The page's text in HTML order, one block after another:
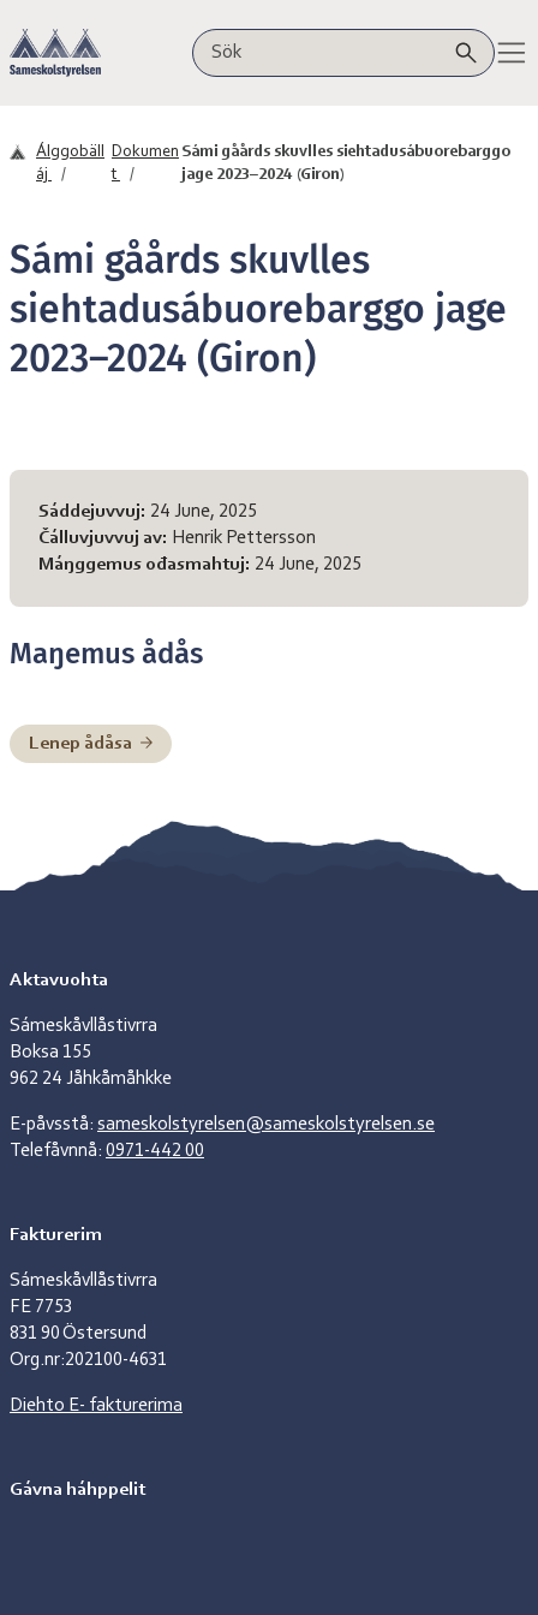
Sámeskåvllåstivrra
Sök på webbplatsen
Álggobäll
áj
Dokumen
t
Sámi gåårds skuvlles siehtadusábuorebarggo
jage 2023–2024 (Giron)
Sámi gåårds skuvlles
siehtadusábuorebarggo jage
2023–2024 (Giron)
Sivvas diehtot
Sáddejuvvuj: 24 June, 2025
Čálluvjuvvuj av: Henrik Pettersson
Máŋggemus ođasmahtuj: 24 June, 2025
Maŋemus ådås
Lenep ådåsa
Aktavuohta
Sámeskåvllåstivrra
Boksa 155
962 24 Jåhkåmåhkke
E-påvsstå: sameskolstyrelsen@sameskolstyrelsen.se
Telefåvnnå: 0971-442 00
Fakturerim
Sámeskåvllåstivrra
FE 7753
831 90 Östersund
Org.nr:202100-4631
Diehto E- fakturerima
Gávna háhppelit